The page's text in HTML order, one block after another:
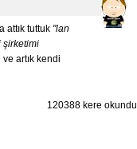
attık tuttuk "lan
şirketimi
artık kendi
120388 kere okundu